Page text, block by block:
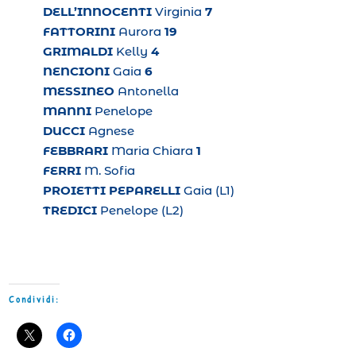
DELL’INNOCENTIVirginia 7
FATTORINIAurora 19
GRIMALDI Kelly 4
NENCIONIGaia 6
MESSINEO Antonella
MANNIPenelope
DUCCI Agnese
FEBBRARIMaria Chiara 1
FERRIM. Sofia
PROIETTI PEPARELLIGaia (L1)
TREDICIPenelope (L2)
Condividi: